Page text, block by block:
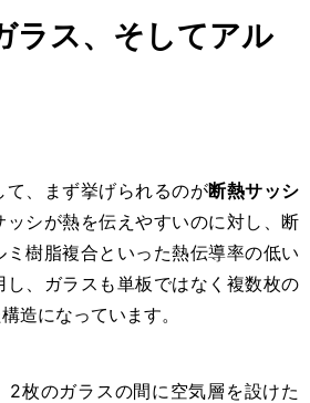
ラス、そしてアル
、まず挙げられるのが断熱サッシ
ッシが熱を伝えやすいのに対し、断
樹脂複合といった熱伝導率の低い
、ガラスも単板ではなく複数枚の
造になっています。
2枚のガラスの間に空気層を設けた